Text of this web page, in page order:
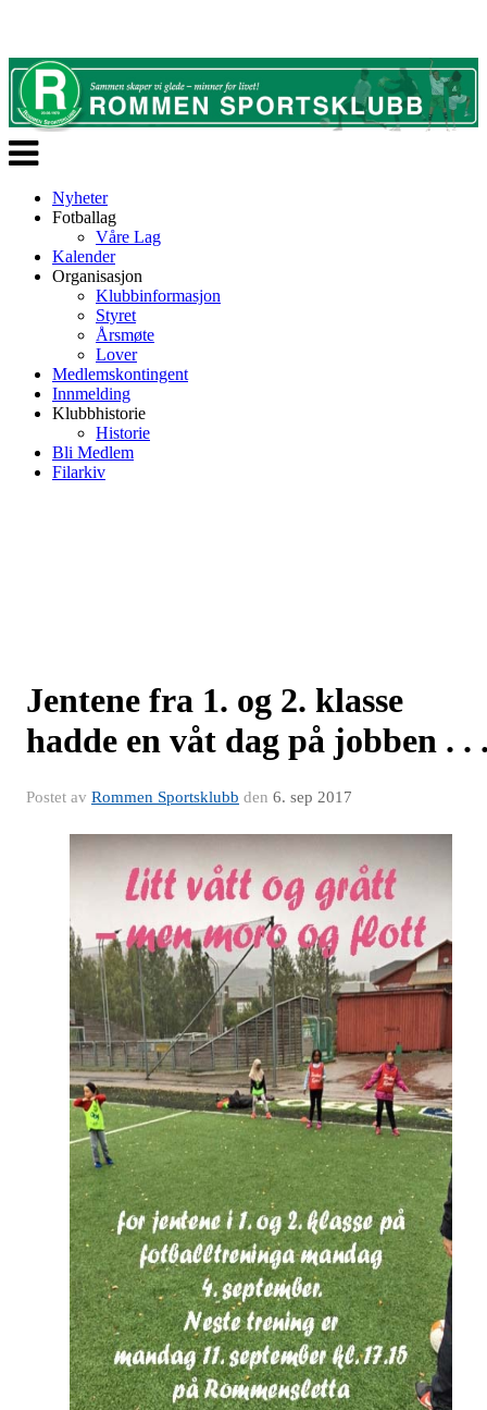
Veksle
navigasjon
Nyheter
Fotballag
Våre Lag
Kalender
Organisasjon
Klubbinformasjon
Styret
Årsmøte
Lover
Medlemskontingent
Innmelding
Klubbhistorie
Historie
Bli Medlem
Filarkiv
Jentene fra 1. og 2. klasse
hadde en våt dag på jobben . .
Postet av Rommen Sportsklubb den 6. sep 2017